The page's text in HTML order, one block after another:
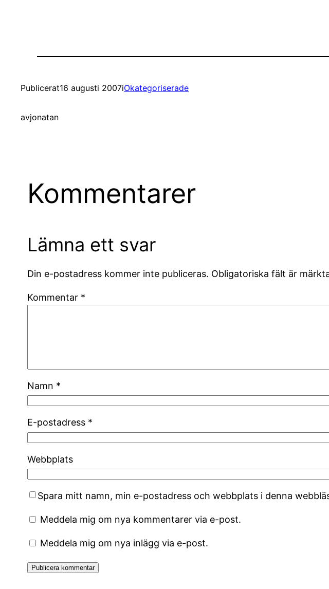
Publicerat16 augusti 2007iOkategoriserade
avjonatan
Kommentarer
Lämna ett svar
Din e-postadress kommer inte publiceras. Obligatoriska fält är
Kommentar *
Namn *
E-postadress *
Webbplats
Spara mitt namn, min e-postadress och webbplats i denna
Meddela mig om nya kommentarer via e-post.
Meddela mig om nya inlägg via e-post.